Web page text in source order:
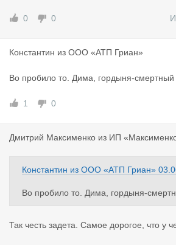
0 0
Константин из ООО «АТП Гриан»
Во пробило то. Дима, гордыня-смертный
1 0
Дмитрий Максименко из ИП
Константин из ООО «АТП Гриан»
Во пробило то. Дима, гордыня-
Так честь задета. Самое дорогое, что у